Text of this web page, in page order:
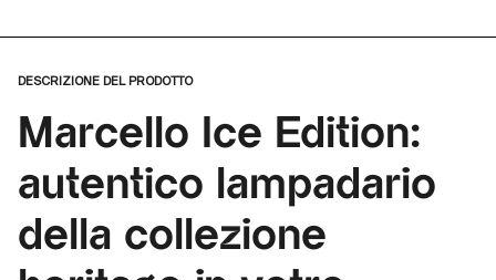
DESCRIZIONE DEL PRODOTTO
Marcello Ice Edition:
autentico lampadario
della collezione